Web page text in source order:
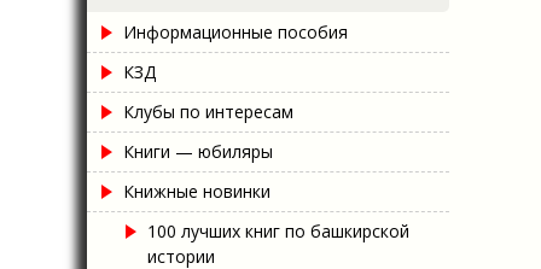
Информационные пособия
КЗД
Клубы по интересам
Книги — юбиляры
Книжные новинки
100 лучших книг по башкирской
истории